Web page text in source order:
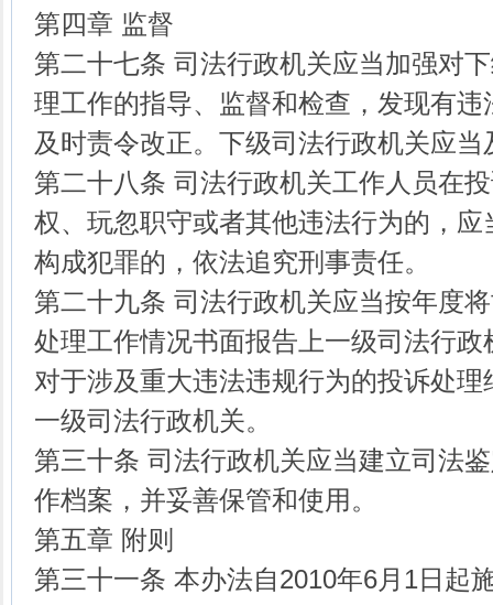
第四章 监督
第二十七条 司法行政机关应当加强对
理工作的指导、监督和检查，发现有
及时责令改正。下级司法行政机关应
第二十八条 司法行政机关工作人员在
权、玩忽职守或者其他违法行为的，
构成犯罪的，依法追究刑事责任。
第二十九条 司法行政机关应当按年度
处理工作情况书面报告上一级司法行政
对于涉及重大违法违规行为的投诉处
一级司法行政机关。
第三十条 司法行政机关应当建立司法
作档案，并妥善保管和使用。
第五章 附则
第三十一条 本办法自2010年6月1日起